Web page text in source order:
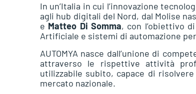
In un’Italia in cui l’innovazione
agli hub digitali del Nord, dal Molise
e Matteo Di Somma, con l’obiettivo
Artificiale e sistemi di automazione
AUTOMYA nasce dall’unione di
attraverso le rispettive attività
utilizzabile subito, capace di
mercato nazionale.